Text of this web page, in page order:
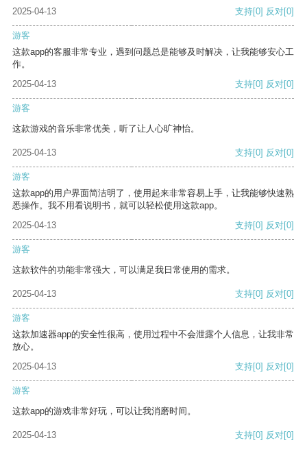
2025-04-13 支持[0] 反对[0]
游客
这款app的客服非常专业，遇到问题总是能够及时解决，让我能够安心工
作。
2025-04-13
支持[0] 反对[0]
游客
这款游戏的音乐非常优美，听了让人心旷神怡。
2025-04-13 支持[0] 反对[0]
游客
这款app的用户界面简洁明了，使用起来非常容易上手，让我能够快速熟
悉操作。我不用看说明书，就可以轻松使用这款app。
2025-04-13
支持[0] 反对[0]
游客
这款软件的功能非常强大，可以满足我日常使用的需求。
2025-04-13 支持[0] 反对[0]
游客
这款加速器app的安全性很高，使用过程中不会泄露个人信息，让我非常
放心。
2025-04-13
支持[0] 反对[0]
游客
这款app的游戏非常好玩，可以让我消磨时间。
2025-04-13 支持[0] 反对[0]